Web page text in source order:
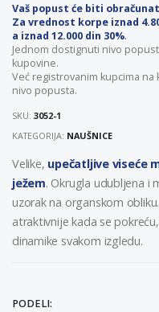
Vaš popust će biti
Za vrednost korpe iznad
a iznad 12.000 din 30%.
Jednom dostignuti nivo
kupovine.
Već registrovanim kupcima
nivo popusta.
SKU:3052-1
KATEGORIJA: NAUŠNICE
Velike, upečatljive viseće
ježem. Okrugla udubljena i
uzorak na organskom
atraktivnije kada se
dinamike svakom izgledu.
PODELI: